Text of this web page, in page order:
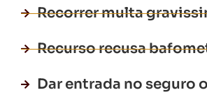
Recorrer multa
Recurso recusa
Dar entrada no seguro